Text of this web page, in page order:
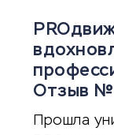
Отзыв
Прошла